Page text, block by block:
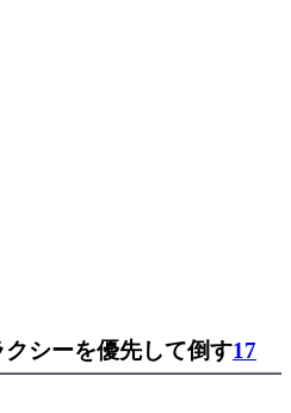
シーを優先して倒す17